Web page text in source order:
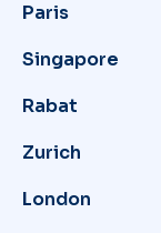
Paris
Singapore
Rabat
Zurich
London